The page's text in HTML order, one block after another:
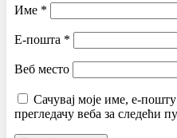
Име *
Е-пошта *
Веб место
Сачувај моје име, е-
прегледачу веба за следећи